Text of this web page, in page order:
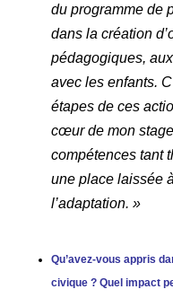
du programme de
dans la création
pédagogiques,
avec les enfants.
étapes de ces
cœur de mon
compétences tant
une place laissée
l’adaptation. »
Qu’avez-vous appris
civique ?Quel impact